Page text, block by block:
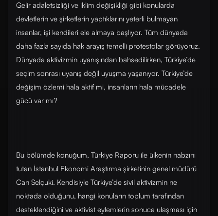
Gelir adaletsizliği ve iklim değişikliği gibi konularda
devletlerin ve şirketlerin yaptıklarını yeterli bulmayan
insanlar, işi kendileri ele almaya başlıyor. Tüm dünyada
daha fazla sayıda hak arayış temelli protestolar görüyoruz.
Dünyada aktivizmin uyanışından bahsedilirken, Türkiye’de
seçim sonrası uyanış değil uyuşma yaşanıyor. Türkiye’de
değişim özlemi hala aktif mi, insanların hala mücadele
gücü var mı?
Bu bölümde konuğum, Türkiye Raporu ile ülkenin nabzını
tutan İstanbul Ekonomi Araştırma şirketinin genel müdürü
Can Selçuki. Kendisiyle Türkiye’de sivil aktivizmin ne
noktada olduğunu, hangi konuların toplum tarafından
desteklendiğini ve aktivist eylemlerin sonuca ulaşması için